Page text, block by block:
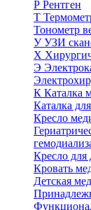
Р Рентген
Т
Тонометр
УУЗИ
Х
Э
К Каталка
Каталка
Кресло
Кресло для
Кровать
Детская